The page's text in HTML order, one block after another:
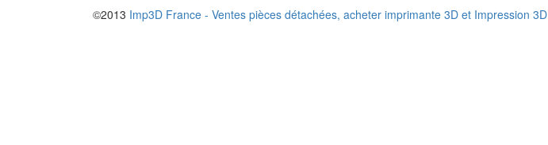
©2013 Imp3D France - Ventes pièces détachées, acheter imprimante 3D et Impression 3D